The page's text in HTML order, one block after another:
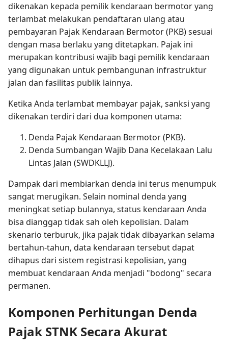
dikenakan kepada pemilik kendaraan bermotor yang
terlambat melakukan pendaftaran ulang atau
pembayaran Pajak Kendaraan Bermotor (PKB) sesuai
dengan masa berlaku yang ditetapkan. Pajak ini
merupakan kontribusi wajib bagi pemilik kendaraan
yang digunakan untuk pembangunan infrastruktur
jalan dan fasilitas publik lainnya.
Ketika Anda terlambat membayar pajak, sanksi yang
dikenakan terdiri dari dua komponen utama:
Denda Pajak Kendaraan Bermotor (PKB).
Denda Sumbangan Wajib Dana Kecelakaan Lalu
Lintas Jalan (SWDKLLJ).
Dampak dari membiarkan denda ini terus menumpuk
sangat merugikan. Selain nominal denda yang
meningkat setiap bulannya, status kendaraan Anda
bisa dianggap tidak sah oleh kepolisian. Dalam
skenario terburuk, jika pajak tidak dibayarkan selama
bertahun-tahun, data kendaraan tersebut dapat
dihapus dari sistem registrasi kepolisian, yang
membuat kendaraan Anda menjadi "bodong" secara
permanen.
Komponen Perhitungan Denda
Pajak STNK Secara Akurat